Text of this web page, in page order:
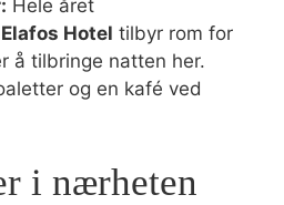
Hele året
Elafos Hotel tilbyr rom for
å tilbringe natten her.
og en kafé ved
i nærheten